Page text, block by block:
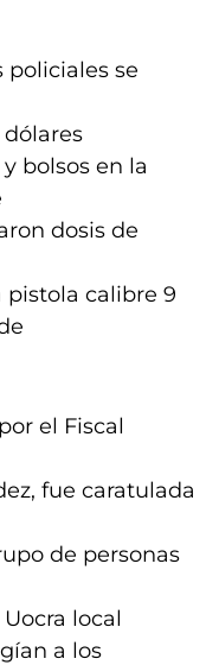
se
bolsos en la
dosis de
pistola calibre 9
el Fiscal
fue caratulada
de personas
local
a los